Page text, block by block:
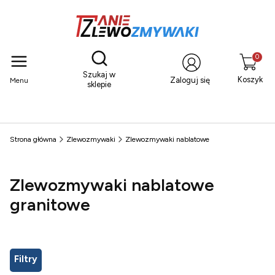
Menu
Otwórz wyszukiwarkę
Szukaj w
sklepie
Zaloguj się Koszyk
Strona główna Zlewozmywaki Zlewozmywaki nablatowe
Zlewozmywaki nablatowe
granitowe
Filtry